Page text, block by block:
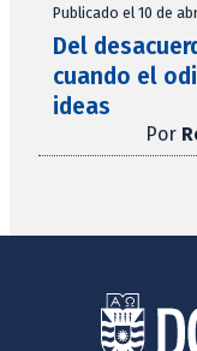
Publicado el 10 de
Del
cuando el
ideas
Por